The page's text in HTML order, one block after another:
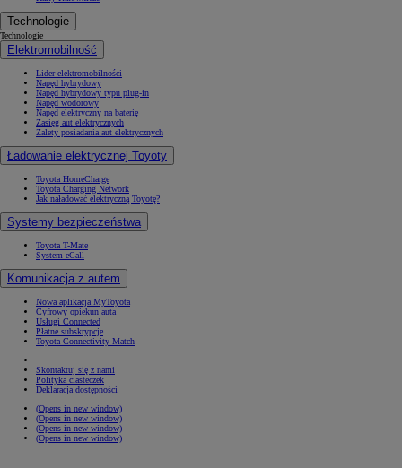
Technologie
Technologie
Elektromobilność
Lider elektromobilności
Napęd hybrydowy
Napęd hybrydowy typu plug-in
Napęd wodorowy
Napęd elektryczny na baterię
Zasięg aut elektrycznych
Zalety posiadania aut elektrycznych
Ładowanie elektrycznej Toyoty
Toyota HomeCharge
Toyota Charging Network
Jak naładować elektryczną Toyotę?
Systemy bezpieczeństwa
Toyota T-Mate
System eCall
Komunikacja z autem
Nowa aplikacja MyToyota
Cyfrowy opiekun auta
Usługi Connected
Płatne subskrypcje
Toyota Connectivity Match
Skontaktuj się z nami
Polityka ciasteczek
Deklaracja dostępności
(Opens in new window)
(Opens in new window)
(Opens in new window)
(Opens in new window)